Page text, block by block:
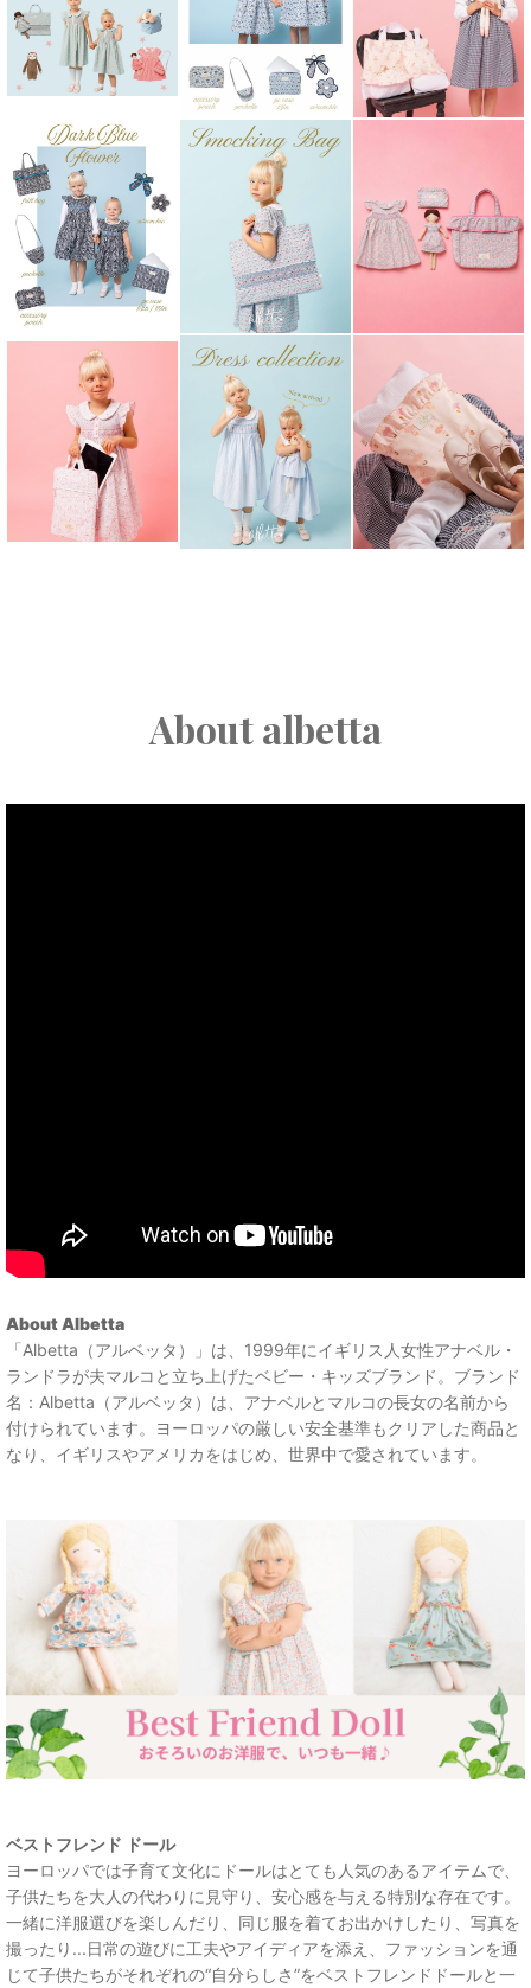
About albetta
About Albetta
「Albetta（アルベッタ）」は、1999年にイギリス人女性アナベル・
ランドラが夫マルコと立ち上げたベビー・キッズブランド。ブランド
名：Albetta（アルベッタ）は、アナベルとマルコの長女の名前から
付けられています。ヨーロッパの厳しい安全基準もクリアした商品と
なり、イギリスやアメリカをはじめ、世界中で愛されています。
ベストフレンド ドール
ヨーロッパでは子育て文化にドールはとても人気のあるアイテムで、
子供たちを大人の代わりに見守り、安心感を与える特別な存在です。
一緒に洋服選びを楽しんだり、同じ服を着てお出かけしたり、写真を
撮ったり...日常の遊びに工夫やアイディアを添え、ファッションを通
じて子供たちがそれぞれの“自分らしさ”をベストフレンドドールと一